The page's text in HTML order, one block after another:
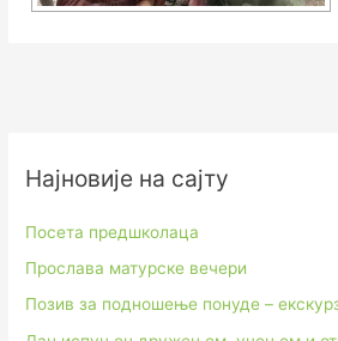
Најновије на сајту
Посета предшколаца
Прослава матурске вечери
Позив за подношење понуде –